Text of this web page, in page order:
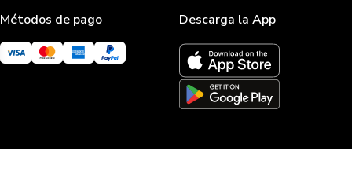
Métodos de pago Descarga la App